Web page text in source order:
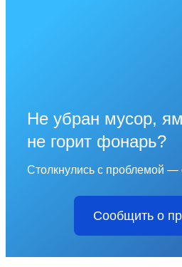
Не убран мусор,
не горит фонарь?
Столкнулись с проблемой —
Сообщить о